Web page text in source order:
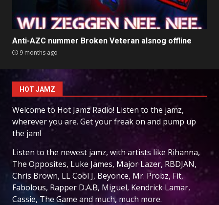
Anti-AZC nummer Broken Veteran alsnog offline
9 months ago
HOT JAMZ
Welcome to Hot Jamz Radio! Listen to the jamz,
wherever you are. Get your freak on and pump up
the jam!
Listen to the newest jamz, with artists like Rihanna,
The Opposites, Luke James, Major Lazer, RBDJAN,
Chris Brown, LL Cool J, Beyonce, Mr. Probz, Fit,
Fabolous, Rapper D.A.B, Miguel, Kendrick Lamar,
Cassie, The Game and much, much more.